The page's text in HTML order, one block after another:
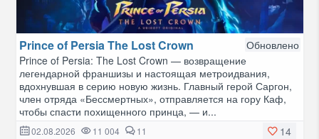
Prince of Persia The Lost Crown
Обновлено
Prince of Persia: The Lost Crown — возвращение
легендарной франшизы и настоящая метроидвания,
вдохнувшая в серию новую жизнь. Главный герой Саргон,
член отряда «Бессмертных», отправляется на гору Каф,
чтобы спасти похищенного принца, — и...
14
02.08.2026 11 004 11